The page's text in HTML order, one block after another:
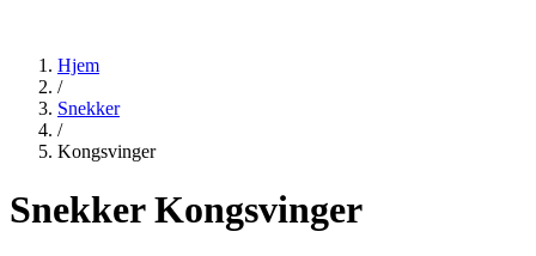
Hjem
/
Snekker
/
Kongsvinger
Snekker Kongsvinger